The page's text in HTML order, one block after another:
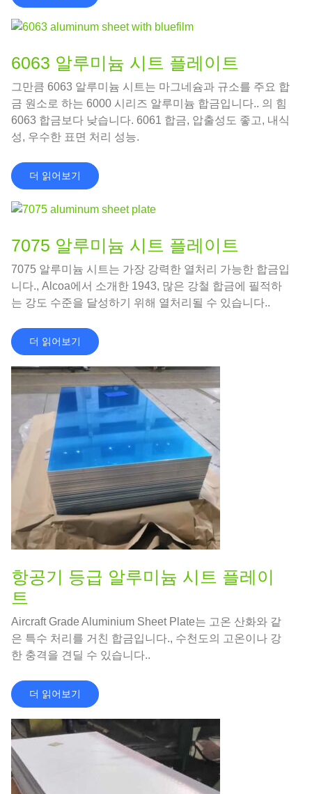
6063 알루미늄 시트 플레이트
그만큼 6063 알루미늄 시트는 마그네슘과 규소를 주요 합
금 원소로 하는 6000 시리즈 알루미늄 합금입니다.. 의 힘
6063 합금보다 낮습니다. 6061 합금, 압출성도 좋고, 내식
성, 우수한 표면 처리 성능.
더 읽어보기
7075 알루미늄 시트 플레이트
7075 알루미늄 시트는 가장 강력한 열처리 가능한 합금입
니다., Alcoa에서 소개한 1943, 많은 강철 합금에 필적하
는 강도 수준을 달성하기 위해 열처리될 수 있습니다..
더 읽어보기
항공기 등급 알루미늄 시트 플레이
트
Aircraft Grade Aluminium Sheet Plate는 고온 산화와 같
은 특수 처리를 거친 합금입니다., 수천도의 고온이나 강
한 충격을 견딜 수 있습니다..
더 읽어보기